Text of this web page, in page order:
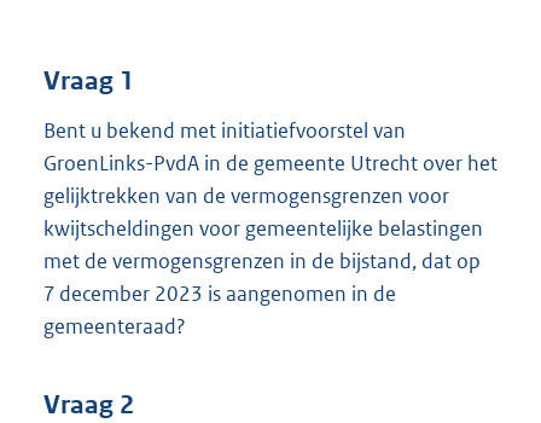
Vraag 1
Bent u bekend met initiatiefvoorstel van
GroenLinks-PvdA in de gemeente Utrecht over het
gelijktrekken van de vermogensgrenzen voor
kwijtscheldingen voor gemeentelijke belastingen
met de vermogensgrenzen in de bijstand, dat op
7 december 2023 is aangenomen in de
gemeenteraad?
Vraag 2